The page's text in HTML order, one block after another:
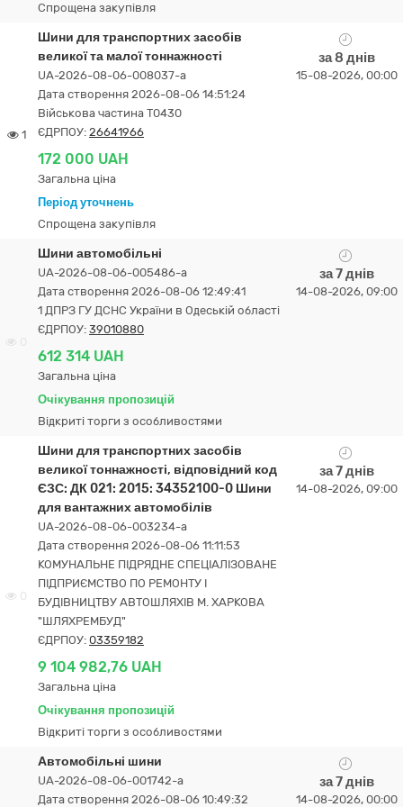
Спрощена закупівля
1
Шини для транспортних засобів
великої та малої тоннажності
UA-2026-08-06-008037-a
Дата створення 2026-08-06 14:51:24
Військова частина Т0430
ЄДРПОУ: 26641966
172 000 UAH
Загальна ціна
Період уточнень
Спрощена закупівля
за 8 днів
15-08-2026, 00:00
Шини автомобільні
UA-2026-08-06-005486-a
Дата створення 2026-08-06 12:49:41
1 ДПРЗ ГУ ДСНС України в Одеській області
ЄДРПОУ: 39010880
612 314 UAH
Загальна ціна
Очікування пропозицій
Відкриті торги з особливостями
за 7 днів
14-08-2026, 09:00
0
Шини для транспортних засобів
великої тоннажності, відповідний код
ЄЗС: ДК 021: 2015: 34352100-0 Шини
для вантажних автомобілів
UA-2026-08-06-003234-a
Дата створення 2026-08-06 11:11:53
КОМУНАЛЬНЕ ПІДРЯДНЕ СПЕЦІАЛІЗОВАНЕ
ПІДПРИЄМСТВО ПО РЕМОНТУ І
БУДІВНИЦТВУ АВТОШЛЯХІВ М. ХАРКОВА
"ШЛЯХРЕМБУД"
ЄДРПОУ: 03359182
9 104 982,76 UAH
Загальна ціна
Очікування пропозицій
Відкриті торги з особливостями
за 7 днів
14-08-2026, 09:00
Автомобільні шини
UA-2026-08-06-001742-a
Дата створення 2026-08-06 10:49:32
за 7 днів
14-08-2026, 00:00